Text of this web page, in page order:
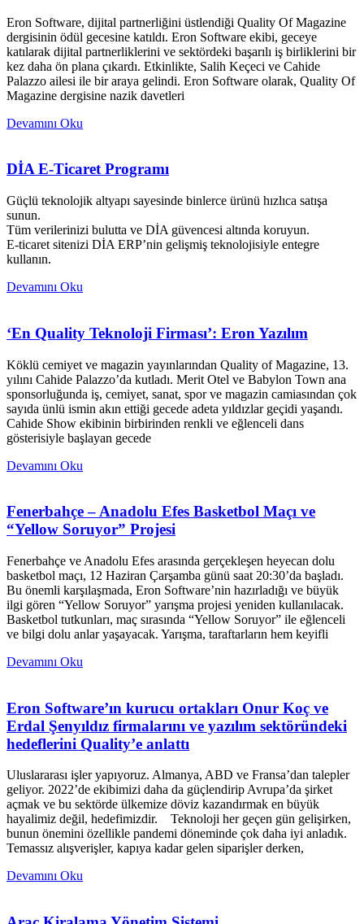
Eron Software, dijital partnerliğini üstlendiği Quality Of Magazine
dergisinin ödül gecesine katıldı. Eron Software ekibi, geceye
katılarak dijital partnerliklerini ve sektördeki başarılı iş birliklerini bir
kez daha ön plana çıkardı. Etkinlikte, Salih Keçeci ve Cahide
Palazzo ailesi ile bir araya gelindi. Eron Software olarak, Quality Of
Magazine dergisine nazik davetleri
Devamını Oku
DİA E-Ticaret Programı
Güçlü teknolojik altyapı sayesinde binlerce ürünü hızlıca satışa
sunun.
Tüm verilerinizi bulutta ve DİA güvencesi altında koruyun.
E-ticaret sitenizi DİA ERP’nin gelişmiş teknolojisiyle entegre
kullanın.
Devamını Oku
‘En Quality Teknoloji Firması’: Eron Yazılım
Köklü cemiyet ve magazin yayınlarından Quality of Magazine, 13.
yılını Cahide Palazzo’da kutladı. Merit Otel ve Babylon Town ana
sponsorluğunda iş, cemiyet, sanat, spor ve magazin camiasından çok
sayıda ünlü ismin akın ettiği gecede adeta yıldızlar geçidi yaşandı.
Cahide Show ekibinin birbirinden renkli ve eğlenceli dans
gösterisiyle başlayan gecede
Devamını Oku
Fenerbahçe – Anadolu Efes Basketbol Maçı ve
“Yellow Soruyor” Projesi
Fenerbahçe ve Anadolu Efes arasında gerçekleşen heyecan dolu
basketbol maçı, 12 Haziran Çarşamba günü saat 20:30’da başladı.
Bu önemli karşılaşmada, Eron Software’nin hazırladığı ve büyük
ilgi gören “Yellow Soruyor” yarışma projesi yeniden kullanılacak.
Basketbol tutkunları, maç sırasında “Yellow Soruyor” ile eğlenceli
ve bilgi dolu anlar yaşayacak. Yarışma, taraftarların hem keyifli
Devamını Oku
Eron Software’ın kurucu ortakları Onur Koç ve
Erdal Şenyıldız firmalarını ve yazılım sektöründeki
hedeflerini Quality’e anlattı
Uluslararası işler yapıyoruz. Almanya, ABD ve Fransa’dan talepler
geliyor. 2022’de ekibimizi daha da güçlendirip Avrupa’da şirket
açmak ve bu sektörde ülkemize döviz kazandırmak en büyük
hayalimiz değil, hedefimizdir. Teknoloji her geçen gün gelişirken,
bunun önemini özellikle pandemi döneminde çok daha iyi anladık.
Temassız alışverişler, kapıya kadar gelen siparişler derken,
Devamını Oku